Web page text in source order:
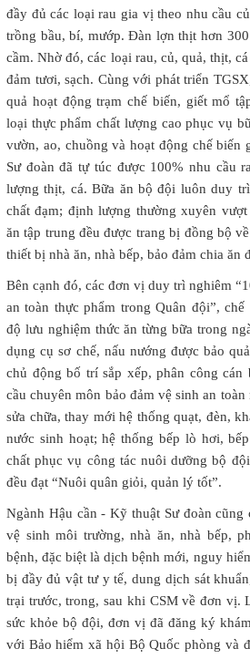
đầy đủ các loại rau gia vị theo nhu cầu
trồng bầu, bí, mướp. Đàn lợn thịt hơn
cầm. Nhờ đó, các loại rau, củ, quả, thịt,
đảm tươi, sạch. Cùng với phát triển
quả hoạt động trạm chế biến, giết mổ
loại thực phẩm chất lượng cao phục vụ
vườn, ao, chuồng và hoạt động chế biến
Sư đoàn đã tự túc được 100% nhu cầu
lượng thịt, cá. Bữa ăn bộ đội luôn duy
chất đạm; định lượng thường xuyên
ăn tập trung đều được trang bị đồng bộ
thiết bị nhà ăn, nhà bếp, bảo đảm chia ăn
Bên cạnh đó, các đơn vị duy trì nghiêm
an toàn thực phẩm trong Quân đội”,
độ lưu nghiệm thức ăn từng bữa trong
dụng cụ sơ chế, nấu nướng được bảo
chủ động bố trí sắp xếp, phân công cán
cầu chuyên môn bảo đảm vệ sinh an toàn
sửa chữa, thay mới hệ thống quạt, đèn,
nước sinh hoạt; hệ thống bếp lò hơi,
chất phục vụ công tác nuôi dưỡng bộ
đều đạt “Nuôi quân giỏi, quản lý tốt”.
Ngành Hậu cần - Kỹ thuật Sư đoàn cũng
vệ sinh môi trường, nhà ăn, nhà bếp,
bệnh, đặc biệt là dịch bệnh mới, nguy
bị đầy đủ vật tư y tế, dung dịch sát
trại trước, trong, sau khi CSM về đơn vị.
sức khỏe bộ đội, đơn vị đã đăng ký
với Bảo hiểm xã hội Bộ Quốc phòng và